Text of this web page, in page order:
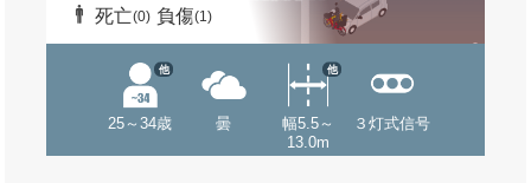
死亡(0) 負傷(1)
25～34歳
他
曇
幅5.5～
13.0m
他
３灯式信号